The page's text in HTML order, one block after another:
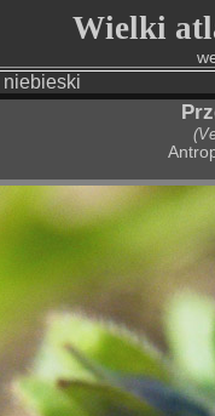
Wielki
niebieski